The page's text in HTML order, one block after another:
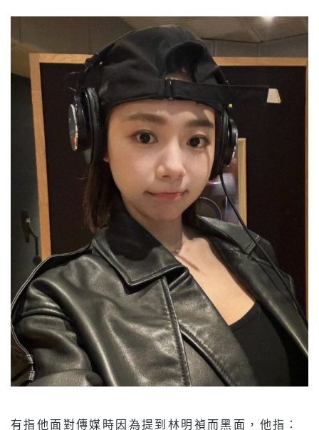
有指他面對傳媒時因為提到林明禎而黑面，他指：